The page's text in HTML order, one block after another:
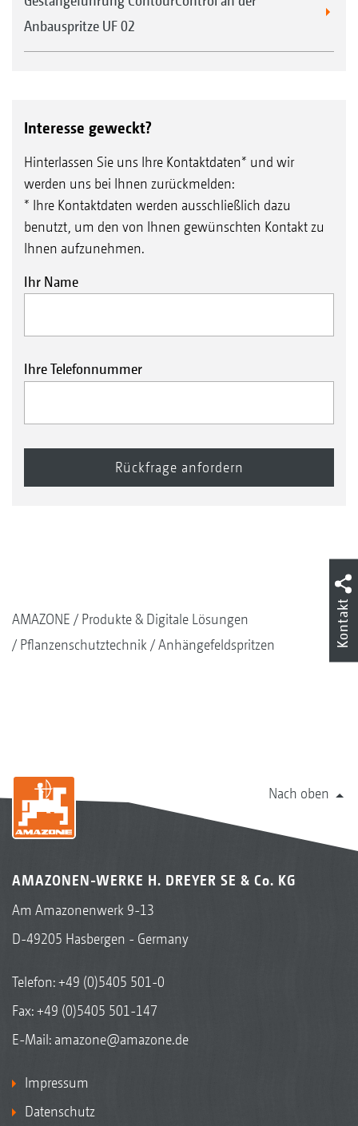
Anbauspritze UF 02
Interesse geweckt?
Hinterlassen Sie uns Ihre Kontaktdaten* und wir
werden uns bei Ihnen zurückmelden:
* Ihre Kontaktdaten werden ausschließlich dazu
benutzt, um den von Ihnen gewünschten Kontakt zu
Ihnen aufzunehmen.
Ihr Name
Ihre Telefonnummer
AMAZONE
Produkte & Digitale Lösungen
Pflanzenschutztechnik
Anhängefeldspritzen
Nach oben
AMAZONEN-WERKE H. DREYER SE & Co. KG
Am Amazonenwerk 9-13
D-49205 Hasbergen - Germany
Telefon:+49 (0)5405 501-0
Fax: +49 (0)5405 501-147
E-Mail: amazone@amazone.de
Impressum
Datenschutz
Kontakt